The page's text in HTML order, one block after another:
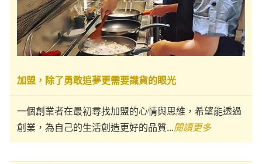
加盟，除了勇敢追夢更需要識貨的眼光
一個創業者在最初尋找加盟的心情與思維，希望能透過
創業，為自己的生活創造更好的品質...閱讀更多